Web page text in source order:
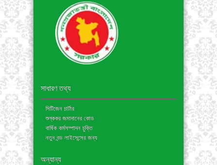
সাধারণ তথ্য
সিটিজেন চার্টার
শুল্ককর জমাদানের কোড
বার্ষিক কর্মসম্পাদন চুক্তি
নতুন বন্ড লাইসেন্সের জন্য
অন্যান্য